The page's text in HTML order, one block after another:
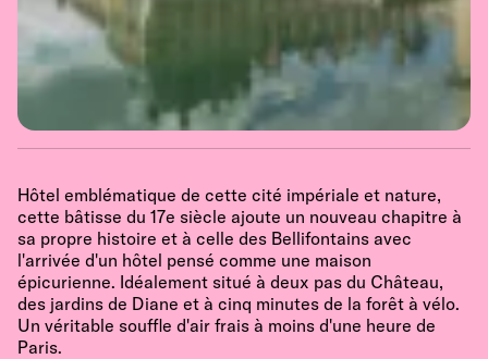
Hôtel emblématique de cette cité impériale et nature,
cette bâtisse du 17e siècle ajoute un nouveau chapitre à
sa propre histoire et à celle des Bellifontains avec
l'arrivée d'un hôtel pensé comme une maison
épicurienne. Idéalement situé à deux pas du Château,
des jardins de Diane et à cinq minutes de la forêt à vélo.
Un véritable souffle d'air frais à moins d'une heure de
Paris.